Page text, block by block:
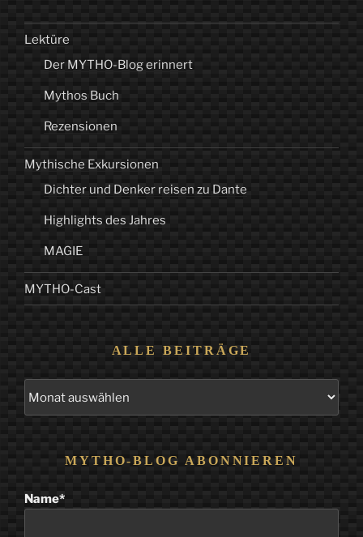
Lektüre
Der MYTHO-Blog erinnert
Mythos Buch
Rezensionen
Mythische Exkursionen
Dichter und Denker reisen zu Dante
Highlights des Jahres
MAGIE
MYTHO-Cast
ALLE BEITRÄGE
MYTHO-BLOG ABONNIEREN
Name*